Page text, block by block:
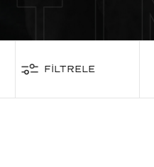
FİLTRELE